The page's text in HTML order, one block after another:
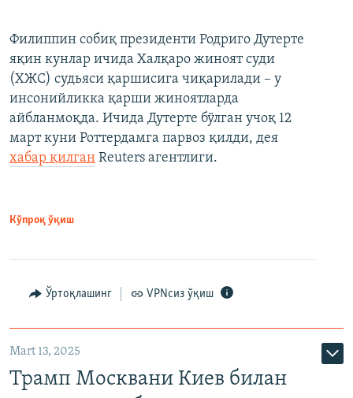
Филиппин собиқ президенти Родриго Дутерте
яқин кунлар ичида Халқаро жиноят суди
(ХЖС) судьяси қаршисига чиқарилади – у
инсонийликка қарши жиноятларда
айбланмоқда. Ичида Дутерте бўлган учоқ 12
март куни Роттердамга парвоз қилди, дея
хабар қилган Reuters агентлиги.
Кўпроқ ўқиш
Ўртоқлашинг VPNсиз ўқиш
Mart 13, 2025
Трамп Москвани Киев билан